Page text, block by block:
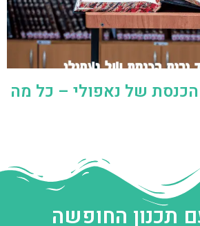
של נאפולי – כל מה
תכנון החופשה